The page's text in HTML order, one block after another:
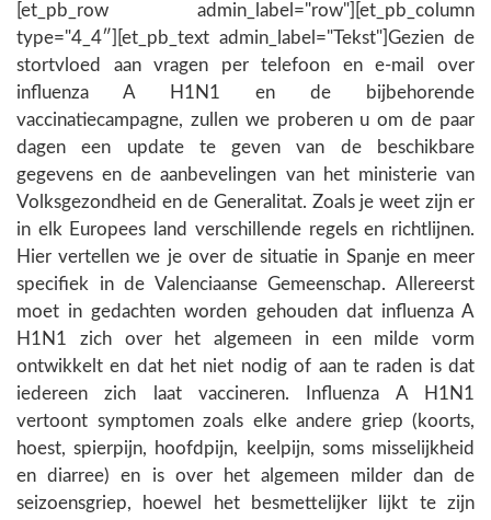
[et_pb_row admin_label="row"][et_pb_column
type="4_4″][et_pb_text admin_label="Tekst"]Gezien de
stortvloed aan vragen per telefoon en e-mail over
influenza A H1N1 en de bijbehorende
vaccinatiecampagne, zullen we proberen u om de paar
dagen een update te geven van de beschikbare
gegevens en de aanbevelingen van het ministerie van
Volksgezondheid en de Generalitat. Zoals je weet zijn er
in elk Europees land verschillende regels en richtlijnen.
Hier vertellen we je over de situatie in Spanje en meer
specifiek in de Valenciaanse Gemeenschap. Allereerst
moet in gedachten worden gehouden dat influenza A
H1N1 zich over het algemeen in een milde vorm
ontwikkelt en dat het niet nodig of aan te raden is dat
iedereen zich laat vaccineren. Influenza A H1N1
vertoont symptomen zoals elke andere griep (koorts,
hoest, spierpijn, hoofdpijn, keelpijn, soms misselijkheid
en diarree) en is over het algemeen milder dan de
seizoensgriep, hoewel het besmettelijker lijkt te zijn